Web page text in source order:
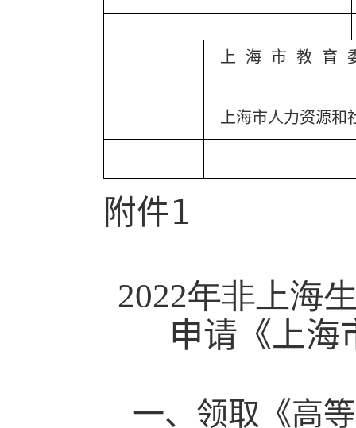
上 海 市 教 育
上海市人力资源和
附件1
2022年非上海
申请《上海
一、领取《高